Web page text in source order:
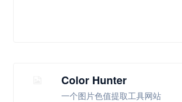
Color Hunter
一个图片色值提取工具网站